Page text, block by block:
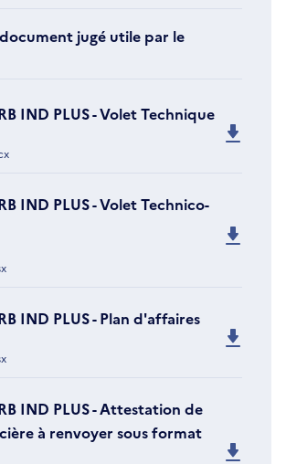
jugé utile par le
IND PLUS - Volet Technique
IND PLUS - Volet Technico-
IND PLUS - Plan d'affaires
IND PLUS - Attestation de
à renvoyer sous format